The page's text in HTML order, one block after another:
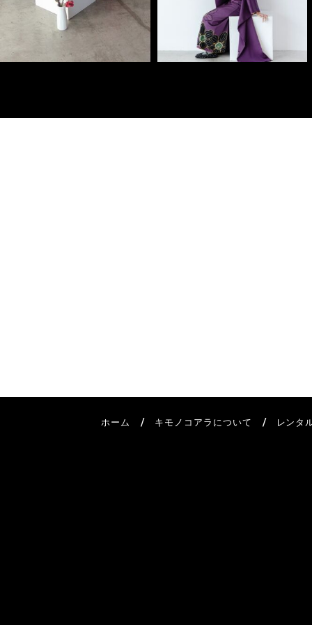
ホーム / キモノコアラについて / レンタ